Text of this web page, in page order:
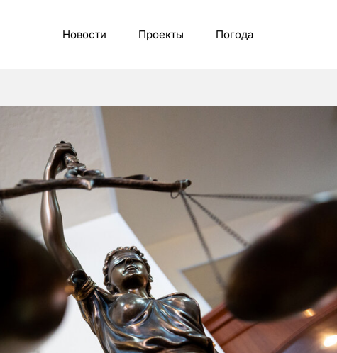
Новости Проекты Погода